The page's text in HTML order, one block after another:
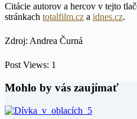
Citácie autorov a hercov v tejto
stránkach totalfilm.cz a idnes.cz.
Zdroj: Andrea Čurná
Post Views: 1
Mohlo by vás zaujímať